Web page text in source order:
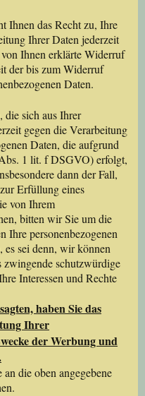
Ihnen das Recht zu, Ihre
Ihrer Daten jederzeit
Ihnen erklärte Widerruf
der bis zum Widerruf
Daten.
die sich aus Ihrer
gegen die Verarbeitung
Daten, die aufgrund
1 lit. f DSGVO) erfolgt,
dann der Fall,
Erfüllung eines
von Ihrem
bitten wir Sie um die
Ihre personenbezogenen
es sei denn, wir können
zwingende schutzwürdige
Interessen und Rechte
haben Sie das
Ihrer
der Werbung und
die oben angegebene